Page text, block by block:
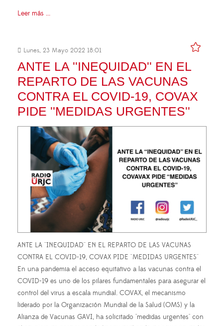
Leer más ...
Lunes, 23 Mayo 2022 18:01
ANTE LA ''INEQUIDAD'' EN EL
REPARTO DE LAS VACUNAS
CONTRA EL COVID-19, COVAX
PIDE ''MEDIDAS URGENTES''
ANTE LA ''INEQUIDAD'' EN EL REPARTO DE LAS VACUNAS
CONTRA EL COVID-19, COVAX PIDE ''MEDIDAS URGENTES''
En una pandemia el acceso equitativo a las vacunas contra el
COVID-19 es uno de los pilares fundamentales para asegurar el
control del virus a escala mundial. COVAX, el mecanismo
liderado por la Organización Mundial de la Salud (OMS) y la
Alianza de Vacunas GAVI, ha solicitado "medidas urgentes" con